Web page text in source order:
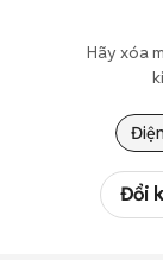
Hãy xóa
Đổi